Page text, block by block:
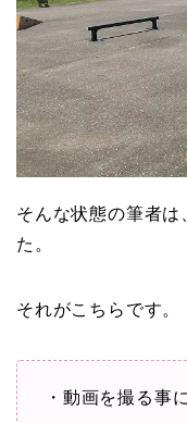
そんな状態の筆者
た。
それがこちらです。
・動画を撮る事